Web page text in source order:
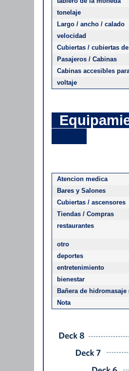
tonelaje
Largo / ancho / calado
velocidad
Cubiertas / cubiertas
Pasajeros / Cabinas
Cabinas accesibles
voltaje
Atencion medica
Bares y Salones
Cubiertas / ascensores
Tiendas / Compras
restaurantes
otro
deportes
entretenimiento
bienestar
Bañera de hidromasaje
Nota